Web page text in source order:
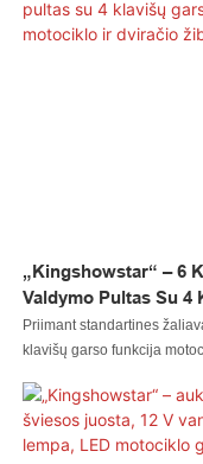
Produktas yra gerai
„Kingshowstar“ – 6
Valdymo Pultas Su
LED Žibintu, LED
Priimant standartines
klavišų garso funkcija
šviesa, „Led“ uolos šviesa,
žibintas, „Led“ motociklo
„Led“ valdiklis yra 100 %